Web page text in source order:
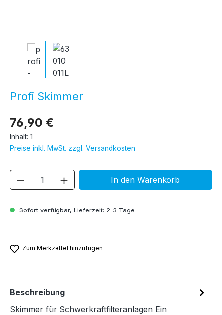
Profi Skimmer
76,90 €
Inhalt: 1
Preise inkl. MwSt. zzgl. Versandkosten
Sofort verfügbar, Lieferzeit: 2-3 Tage
Produkt Anzahl: Gib denIn den Warenkorb
Zum Merkzettel hinzufügen
Beschreibung
Skimmer für Schwerkraftfilteranlagen Ein